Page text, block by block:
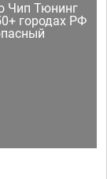
Чип Тюнинг
городах РФ